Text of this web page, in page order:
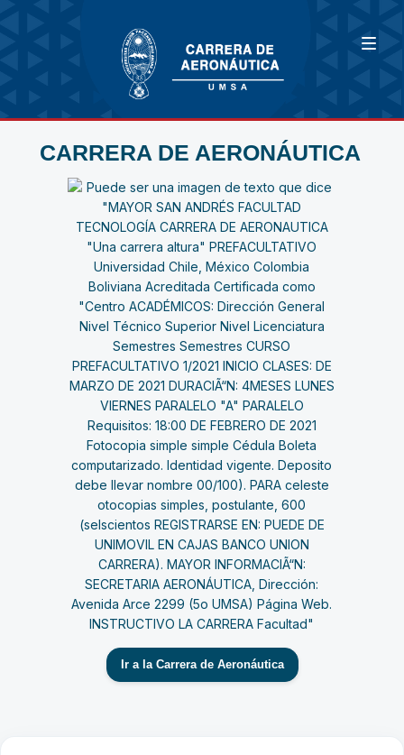
CARRERA DE AERONÁUTICA
Ir a la Carrera de Aeronáutica